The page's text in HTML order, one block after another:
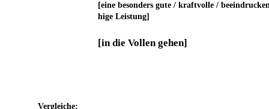
[eine beson­ders gute / kraft­vol­le /
hi­ge Leistung]
[in die Vol­len gehen]
Ver­glei­che: